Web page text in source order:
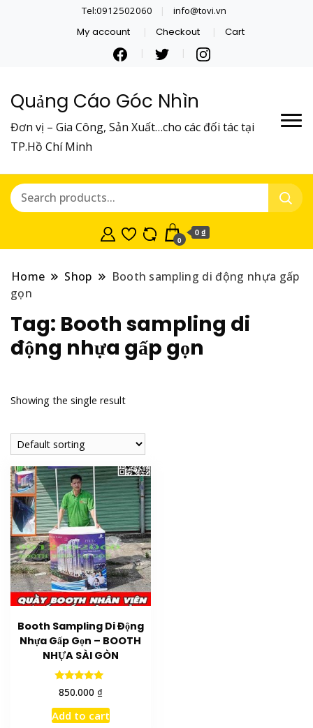
Tel:0912502060 info@tovi.vn
My account Checkout Cart
Quảng Cáo Góc Nhìn
Đơn vị – Gia Công, Sản Xuất…cho các đối tác tại
TP.Hồ Chí Minh
0
0 ₫
Home Shop
Booth sampling di động nhựa gấp
gọn
Tag: Booth sampling di
động nhựa gấp gọn
Showing the single result
Booth Sampling Di Động
Nhựa Gấp Gọn – BOOTH
NHỰA SÀI GÒN
Rated
5.00
out of 5
850.000 ₫
Add to cart